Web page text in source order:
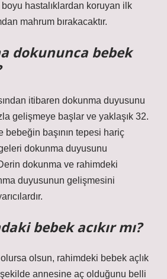
hastalıklardan koruyan ilk
mahrum bırakacaktır.
dokununca bebek
itibaren dokunma duyusunu
gelişmeye başlar ve yaklaşık 32.
bebeğin başının tepesi hariç
dokunma duyusunu
dokunma ve rahimdeki
duyusunun gelişmesini
bebek acıkır mı?
olsun, rahimdeki bebek açlık
annesine aç olduğunu belli